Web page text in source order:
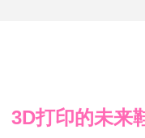
3D打印的未来